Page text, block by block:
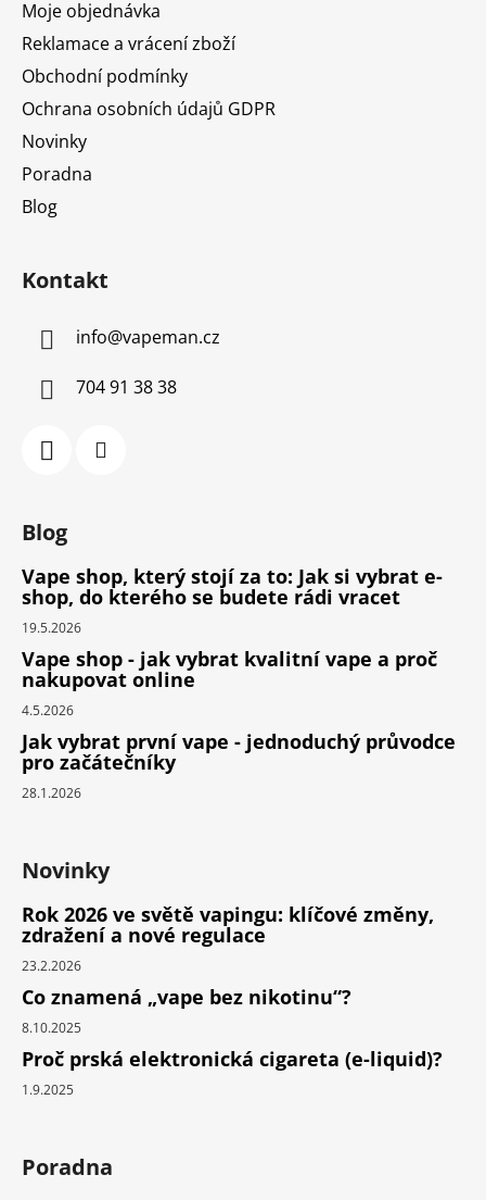
Moje objednávka
Reklamace a vrácení zboží
Obchodní podmínky
Ochrana osobních údajů GDPR
Novinky
Poradna
Blog
Kontakt
info@vapeman.cz
704 91 38 38
Blog
Vape shop, který stojí za to: Jak si vybrat e-
shop, do kterého se budete rádi vracet
19.5.2026
Vape shop - jak vybrat kvalitní vape a proč
nakupovat online
4.5.2026
Jak vybrat první vape - jednoduchý průvodce
pro začátečníky
28.1.2026
Novinky
Rok 2026 ve světě vapingu: klíčové změny,
zdražení a nové regulace
23.2.2026
Co znamená „vape bez nikotinu“?
8.10.2025
Proč prská elektronická cigareta (e-liquid)?
1.9.2025
Poradna